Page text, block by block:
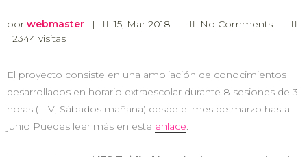
por webmaster | 15, Mar 2018 | No Comments
|
2344 visitas
El proyecto consiste en una ampliación de conocimientos
desarrollados en horario extraescolar durante 8 sesiones de 3
horas (L-V, Sábados mañana) desde el mes de marzo hasta
junio Puedes leer más en este enlace